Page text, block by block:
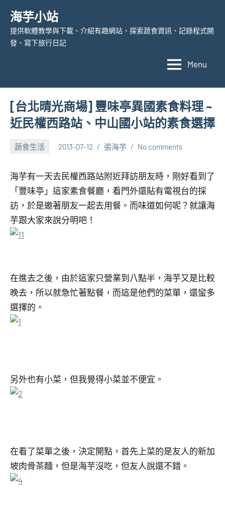
content
海芋小站
提供軟體教學與下載、介紹有趣網站、探索蔬食資訊、記錄程式開
發、寫下旅行日記
Menu
[台北晴光商場] 豐味亭異國素食料理 ~
近民權西路站、中山國小站的素食選擇
蔬食生活 2013-07-12 張海芋 No comments
海芋有一天去民權西路站附近拜訪朋友時，剛好看到了
「豐味亭」這家素食餐廳，看門外還貼有電視台的採
訪，於是邀著朋友一起去用餐。而味道如何呢？就讓海
芋跟大家來說分明吧！
在進去之後，由於這家只營業到八點半，海芋又是比較
晚去，所以就急忙著點餐，而這是他們的菜單，還蠻多
選擇的。
另外也有小菜，但我覺得小菜並不便宜。
在看了菜單之後，決定開點，首先上菜的是友人的新加
坡肉骨茶麵，但是海芋沒吃，但友人說還不錯。